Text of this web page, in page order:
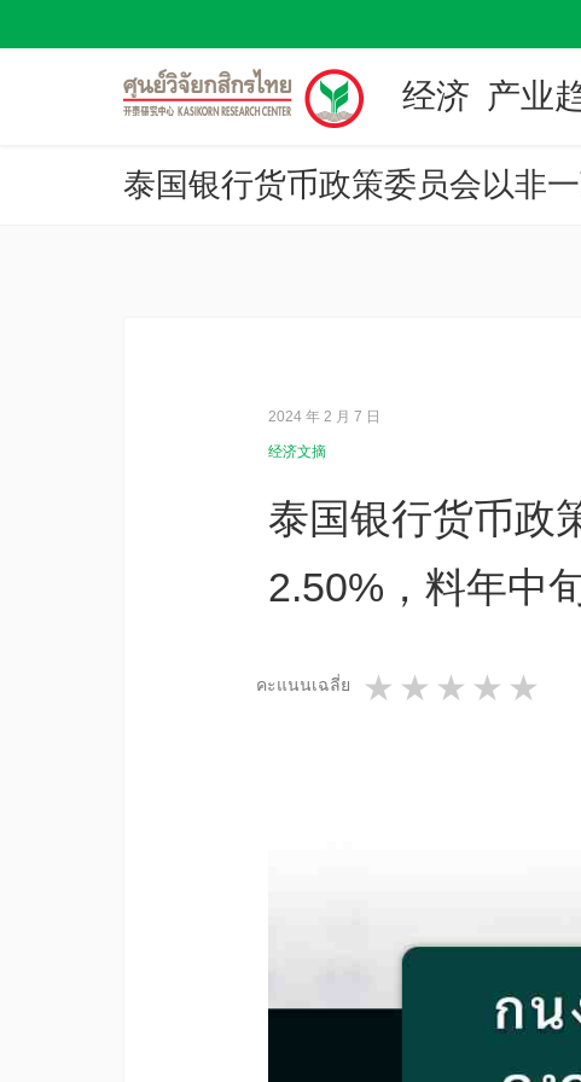
经济 产业
泰国银行货币政策委员会以非
2024 年 2 月 7 日
经济文摘
泰国银行货币政
2.50%，料年中
คะแนนเฉลี่ย 4
3 stars
2 stars
1 star